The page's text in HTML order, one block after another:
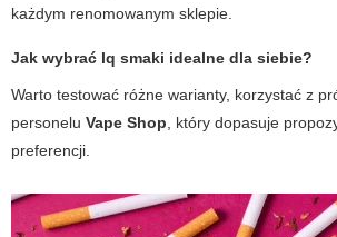
każdym renomowanym sklepie.
Jak wybrać lq smaki idealne dla siebie?
Warto testować różne warianty, korzystać z
personelu Vape Shop , który dopasuje
preferencji.